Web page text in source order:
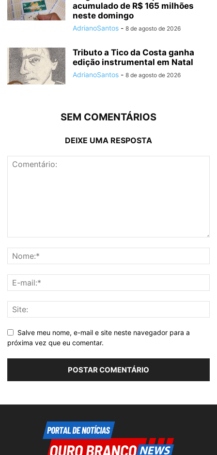
acumulado de R$ 165 milhões
neste domingo
AdrianoSantos - 8 de agosto de 2026
Tributo a Tico da Costa ganha
edição instrumental em Natal
AdrianoSantos - 8 de agosto de 2026
SEM COMENTÁRIOS
DEIXE UMA RESPOSTA
Salve meu nome, e-mail e site neste navegador para a
próxima vez que eu comentar.